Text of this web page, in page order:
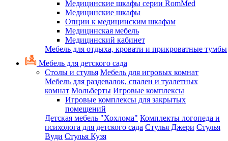
Медицинские шкафы серии RomMed
Медицинские шкафы
Опции к медицинским шкафам
Медицинская мебель
Медицинский кабинет
Мебель для отдыха, кровати и прикроватные тумбы
Мебель для детского сада
Столы и стулья Мебель для игровых комнат
Мебель для раздевалок, спален и туалетных
комнат Мольберты Игровые комплексы
Игровые комплексы для закрытых
помещений
Детская мебель "Хохлома" Комплекты логопеда и
психолога для детского сада Стулья Джери Стулья
Вуди Стулья Кузя